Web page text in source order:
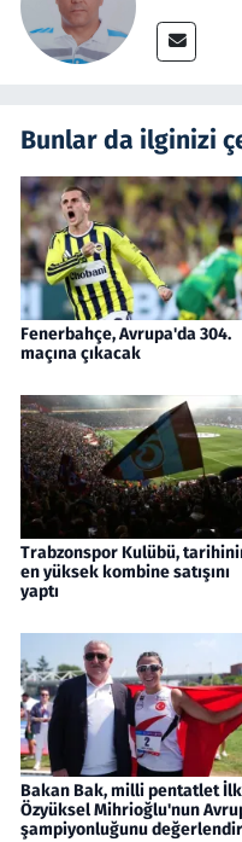
Bunlar da ilginizi
Fenerbahçe, Avrupa'da 304.
maçına çıkacak
Trabzonspor Kulübü,
en yüksek kombine satışını
yaptı
Bakan Bak, milli pentatlet
Özyüksel Mihrioğlu'nun
şampiyonluğunu